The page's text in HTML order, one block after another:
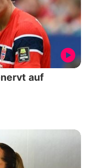
auf